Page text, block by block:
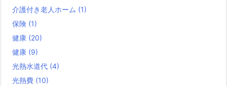
介護付き老人ホーム (1)
保険 (1)
健康 (20)
健康 (9)
光熱水道代 (4)
光熱費 (10)